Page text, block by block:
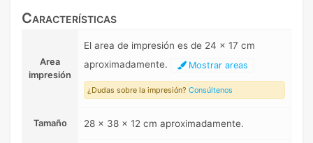
Características
Area
impresión
El area de impresión es de 24 x 17 cm
aproximadamente.
Mostrar areas
¿Dudas sobre la impresión? Consúltenos
Tamaño 28 x 38 x 12 cm aproximadamente.